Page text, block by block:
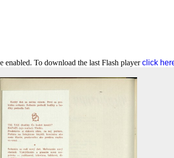
enabled. To download the last Flash playerclick